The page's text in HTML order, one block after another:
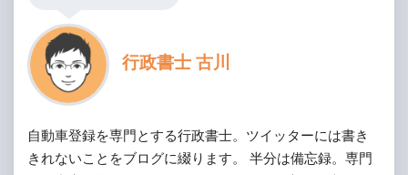
行政書士 古川
自動車登録を専門とする行政書士。ツイッターには書き
きれないことをブログに綴ります。 半分は備忘録。専門